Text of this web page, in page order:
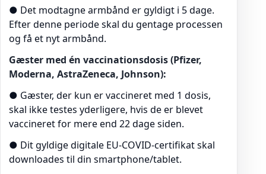
● Det modtagne armbånd er gyldigt i 5 dage.
Efter denne periode skal du gentage processen
og få et nyt armbånd.
Gæster med én vaccinationsdosis (Pfizer,
Moderna, AstraZeneca, Johnson):
● Gæster, der kun er vaccineret med 1 dosis,
skal ikke testes yderligere, hvis de er blevet
vaccineret for mere end 22 dage siden.
● Dit gyldige digitale EU-COVID-certifikat skal
downloades til din smartphone/tablet.